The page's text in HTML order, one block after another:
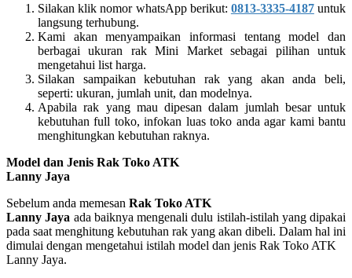
Silakan klik nomor whatsApp berikut: 0813-3335-4187untuk
langsung terhubung.
Kami akan menyampaikan informasi tentang model dan
berbagai ukuran rak Mini Market sebagai pilihan untuk
mengetahui list harga.
Silakan sampaikan kebutuhan rak yang akan anda beli,
seperti: ukuran, jumlah unit, dan modelnya.
Apabila rak yang mau dipesan dalam jumlah besar untuk
kebutuhan full toko, infokan luas toko anda agar kami bantu
menghitungkan kebutuhan raknya.
Model dan Jenis Rak Toko ATK
Lanny Jaya
Sebelum anda memesan Rak Toko ATK
Lanny Jaya ada baiknya mengenali dulu istilah-istilah yang dipakai
pada saat menghitung kebutuhan rak yang akan dibeli. Dalam hal ini
dimulai dengan mengetahui istilah model dan jenis Rak Toko ATK
Lanny Jaya.